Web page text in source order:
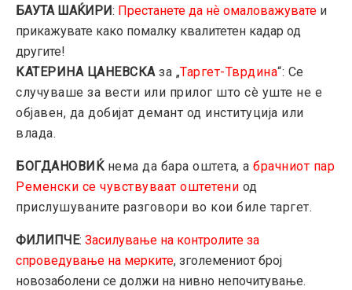
БАУТА ШАЌИРИ: Престанете да нѐ омаловажувате и
прикажувате како помалку квалитетен кадар од
другите!
КАТЕРИНА ЦАНЕВСКА за „Таргет-Тврдина“: Се
случуваше за вести или прилог што сè уште не е
објавен, да добијат демант од институција или
влада.
БОГДАНОВИЌнема да бара оштета, а брачниот пар
Ременски се чувствуваат оштетени од
прислушуваните разговори во кои биле таргет.
ФИЛИПЧЕ: Засилување на контролите за
спроведување на мерките, зголемениот број
новозаболени се должи на нивно непочитување.